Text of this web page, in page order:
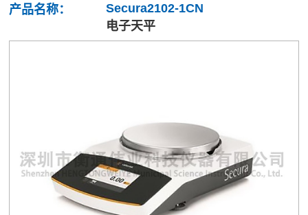
产品名称：
Secura2102-1CN
电子天平